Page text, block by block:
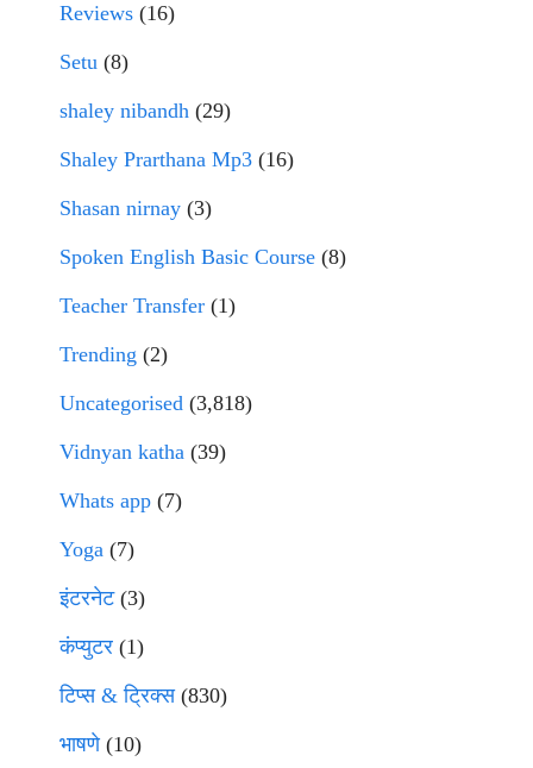
Reviews (16)
Setu (8)
shaley nibandh (29)
Shaley Prarthana Mp3 (16)
Shasan nirnay (3)
Spoken English Basic Course (8)
Teacher Transfer (1)
Trending (2)
Uncategorised (3,818)
Vidnyan katha (39)
Whats app (7)
Yoga (7)
इंटरनेट(3)
कंप्युटर (1)
टिप्स & ट्रिक्स(830)
भाषणे(10)